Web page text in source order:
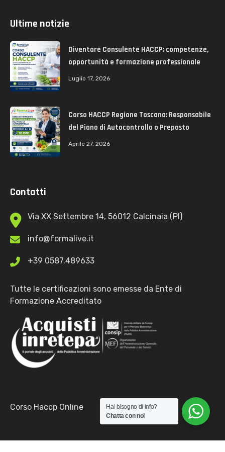
Ultime notizie
Diventare Consulente HACCP: competenze,
opportunità e formazione professionale
Luglio 17, 2026
Corso HACCP Regione Toscana: Responsabile
del Piano di Autocontrollo o Preposto
Aprile 27, 2026
Contatti
Via XX Settembre 14, 56012 Calcinaia (PI)
info@formalive.it
+39 0587.489633
Tutte le certificazioni sono emesse da Ente di
Formazione Accreditato
Corso Haccp Online
Hai bisogno di info?
Chatta con noi